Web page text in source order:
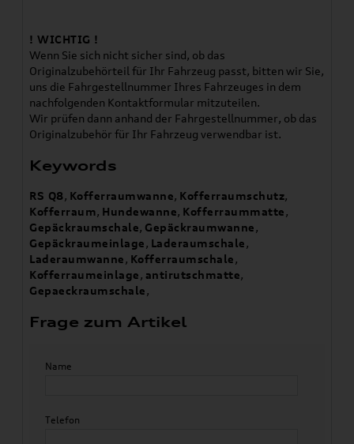
! WICHTIG !
Wenn Sie sich nicht sicher sind, ob das
Originalzubehörteil für Ihr Fahrzeug passt, bitten wir Sie,
uns die Fahrgestellnummer Ihres Fahrzeuges in dem
nachfolgenden Kontaktformular mitzuteilen.
Wir prüfen dann anhand der Fahrgestellnummer, ob das
Originalzubehör für Ihr Fahrzeug verwendbar ist.
Keywords
RS Q8, Kofferraumwanne, Kofferraumschutz,
Kofferraum, Hundewanne, Kofferraummatte,
Gepäckraumschale, Gepäckraumwanne,
Gepäckraumeinlage, Laderaumschale,
Laderaumwanne, Kofferraumschale,
Kofferraumeinlage, antirutschmatte,
Gepaeckraumschale,
Frage zum Artikel
Name
Telefon